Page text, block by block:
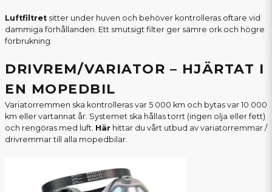
Luftfiltret sitter under huven och behöver kontrolleras oftare vid
dammiga förhållanden. Ett smutsigt filter ger sämre ork och högre
förbrukning.
DRIVREM/VARIATOR – HJÄRTAT I
EN MOPEDBIL
Variatorremmen ska kontrolleras var 5 000 km och bytas var 10 000
km eller vartannat år. Systemet ska hållas torrt (ingen olja eller fett)
och rengöras med luft. Här hittar du vårt utbud av variatorremmar /
drivremmar till alla mopedbilar.